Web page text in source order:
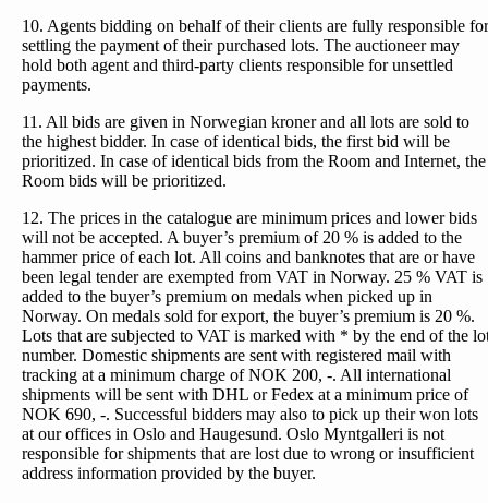
10. Agents bidding on behalf of their clients are fully responsible for
settling the payment of their purchased lots. The auctioneer may
hold both agent and third-party clients responsible for unsettled
payments.
11. All bids are given in Norwegian kroner and all lots are sold to
the highest bidder. In case of identical bids, the first bid will be
prioritized. In case of identical bids from the Room and Internet, the
Room bids will be prioritized.
12. The prices in the catalogue are minimum prices and lower bids
will not be accepted. A buyer’s premium of 20 % is added to the
hammer price of each lot. All coins and banknotes that are or have
been legal tender are exempted from VAT in Norway. 25 % VAT is
added to the buyer’s premium on medals when picked up in
Norway. On medals sold for export, the buyer’s premium is 20 %.
Lots that are subjected to VAT is marked with * by the end of the
number. Domestic shipments are sent with registered mail with
tracking at a minimum charge of NOK 200, -. All international
shipments will be sent with DHL or Fedex at a minimum price of
NOK 690, -. Successful bidders may also to pick up their won lots
at our offices in Oslo and Haugesund. Oslo Myntgalleri is not
responsible for shipments that are lost due to wrong or insufficient
address information provided by the buyer.